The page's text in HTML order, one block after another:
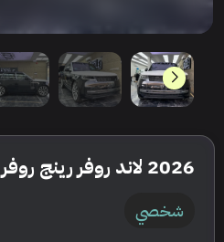
2026 لاند روفر رينج روفر اتش اس اي
شخصي